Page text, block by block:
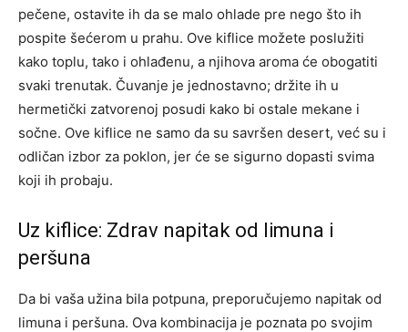
pečene, ostavite ih da se malo ohlade pre nego što ih
pospite šećerom u prahu. Ove kiflice možete poslužiti
kako toplu, tako i ohlađenu, a njihova aroma će obogatiti
svaki trenutak. Čuvanje je jednostavno; držite ih u
hermetički zatvorenoj posudi kako bi ostale mekane i
sočne. Ove kiflice ne samo da su savršen desert, već su i
odličan izbor za poklon, jer će se sigurno dopasti svima
koji ih probaju.
Uz kiflice: Zdrav napitak od limuna i
peršuna
Da bi vaša užina bila potpuna, preporučujemo napitak od
limuna i peršuna. Ova kombinacija je poznata po svojim